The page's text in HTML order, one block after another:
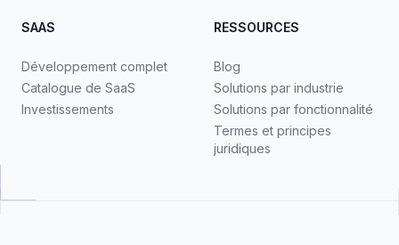
SAAS
Développement complet
Catalogue de SaaS
Investissements
RESSOURCES
Blog
Solutions par industrie
Solutions par fonctionnalité
Termes et principes
juridiques